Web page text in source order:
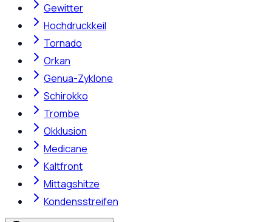
Gewitter
Hochdruckkeil
Tornado
Orkan
Genua-Zyklone
Schirokko
Trombe
Okklusion
Medicane
Kaltfront
Mittagshitze
Kondensstreifen